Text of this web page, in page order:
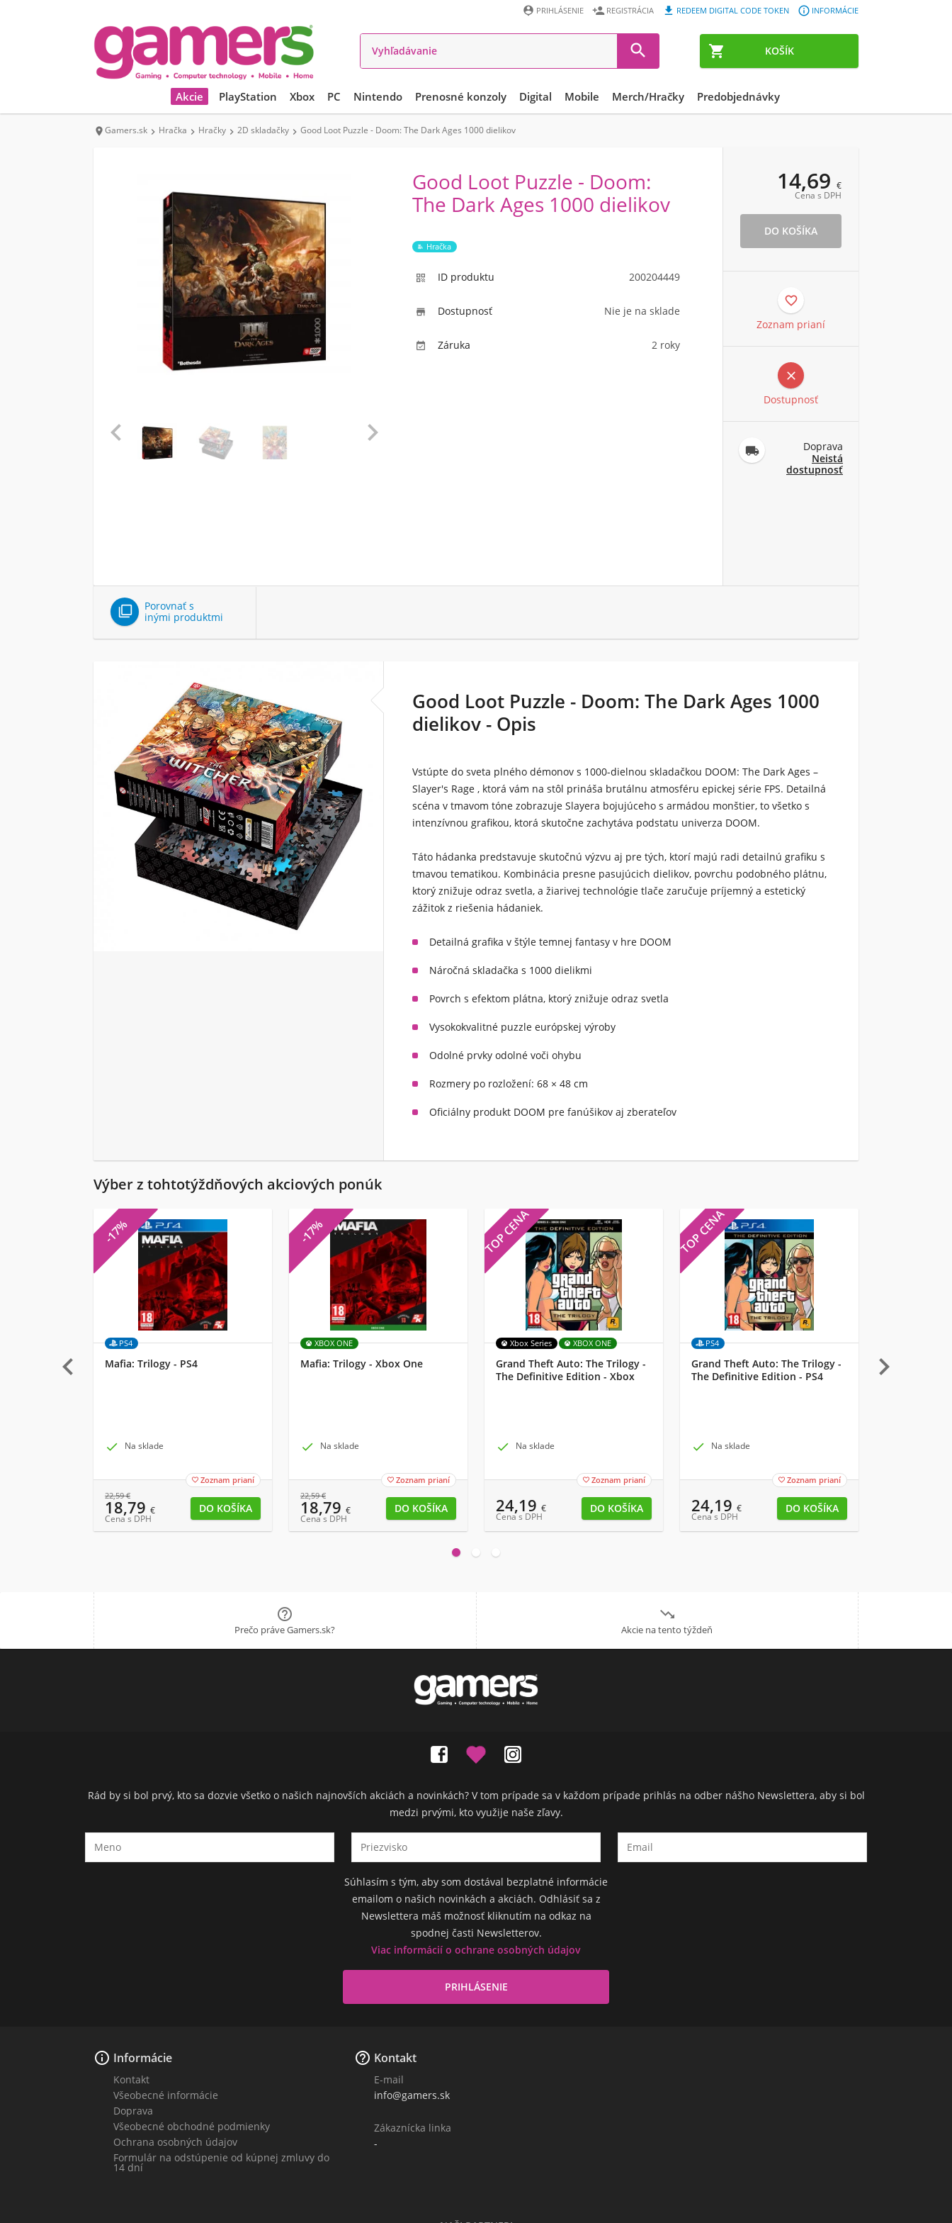
 KOŠÍK
 INFORMÁCIE
 REDEEM DIGITAL CODE TOKEN
 REGISTRÁCIA
 PRIHLÁSENIE

Akcie PlayStation Xbox PC Nintendo Prenosné konzoly Digital Mobile Merch/Hračky Predobjednávky
Gamers.sk  Hračka  Hračky  2D skladačky  Good Loot Puzzle - Doom: The Dark Ages 1000 dielikov
 
Good Loot Puzzle - Doom:
The Dark Ages 1000 dielikov
Hračka
 ID produktu 200204449
 Dostupnosť Nie je na sklade
 Záruka 2 roky
14,69 €
Cena s DPH

Zoznam prianí

Dostupnosť

Doprava
Neistá
dostupnosť

Porovnať s
inými produktmi
Good Loot Puzzle - Doom: The Dark Ages 1000
dielikov - Opis
Vstúpte do sveta plného démonov s 1000-dielnou skladačkou DOOM: The Dark Ages –
Slayer's Rage , ktorá vám na stôl prináša brutálnu atmosféru epickej série FPS. Detailná
scéna v tmavom tóne zobrazuje Slayera bojujúceho s armádou monštier, to všetko s
intenzívnou grafikou, ktorá skutočne zachytáva podstatu univerza DOOM.
Táto hádanka predstavuje skutočnú výzvu aj pre tých, ktorí majú radi detailnú grafiku s
tmavou tematikou. Kombinácia presne pasujúcich dielikov, povrchu podobného plátnu,
ktorý znižuje odraz svetla, a žiarivej technológie tlače zaručuje príjemný a estetický
zážitok z riešenia hádaniek.
Detailná grafika v štýle temnej fantasy v hre DOOM
Náročná skladačka s 1000 dielikmi
Povrch s efektom plátna, ktorý znižuje odraz svetla
Vysokokvalitné puzzle európskej výroby
Odolné prvky odolné voči ohybu
Rozmery po rozložení: 68 × 48 cm
Oficiálny produkt DOOM pre fanúšikov aj zberateľov
Výber z tohtotýždňových akciových ponúk
-17%
PS4
Mafia: Trilogy - PS4
 Na sklade
 Zoznam prianí
22,59€
18,79 €
Cena s DPH
-17%
XBOX ONE
Mafia: Trilogy - Xbox One
 Na sklade
 Zoznam prianí
22,59€
18,79 €
Cena s DPH
TOP CENA
Xbox Series XBOX ONE
Grand Theft Auto: The Trilogy -
The Definitive Edition - Xbox
 Na sklade
 Zoznam prianí
24,19 €
Cena s DPH
TOP CENA
PS4
Grand Theft Auto: The Trilogy -
The Definitive Edition - PS4
 Na sklade
 Zoznam prianí
24,19 €
Cena s DPH
UbiSoft
 

Prečo práve Gamers.sk?

Akcie na tento týždeň
Rád by si bol prvý, kto sa dozvie všetko o našich najnovších akciách a novinkách? V tom prípade sa v každom prípade prihlás na odber nášho Newslettera, aby si bol
medzi prvými, kto využije naše zľavy.
Súhlasím s tým, aby som dostával bezplatné informácie
emailom o našich novinkách a akciách. Odhlásiť sa z
Newslettera máš možnosť kliknutím na odkaz na
spodnej časti Newsletterov.
Viac informácií o ochrane osobných údajov
 Informácie
Kontakt
Všeobecné informácie
Doprava
Všeobecné obchodné podmienky
Ochrana osobných údajov
Formulár na odstúpenie od kúpnej zmluvy do
14 dní
 Kontakt
E-mail
info@gamers.sk
Zákaznícka linka
-